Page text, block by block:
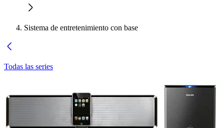
Sistema de entretenimiento con base
Todas las series